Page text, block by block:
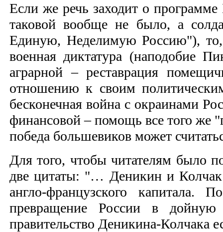
Если же речь заходит о
таковой вообще не было, а
Единую, Неделимую Россию"), то,
военная диктатура (наподобие
аграрной – реставрация
отношению к своим
бесконечная война с окраинами
финансовой – помощь все того же
победа большевиков может
Для того, чтобы читателям было
две цитаты: "… Деникин и Колчак
англо-французского капитала.
превращение России в
правительство Деникина-Колчака